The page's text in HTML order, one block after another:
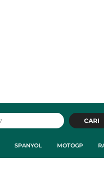
CARI
SPANYOL MOTOGP